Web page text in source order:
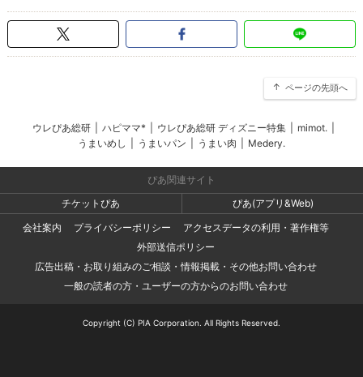
ページの先頭へ
ウレぴあ総研 ハピママ* ウレぴあ総研 ディズニー特集 mimot.
うまいめし
うまいパン うまい肉 Medery.
ぴあ関連サイト
チケットぴあ
ぴあ(アプリ&Web)
会社案内
プライバシーポリシー
アクセスデータの利用・著作権等
外部送信ポリシー
広告出稿・お取り組みのご相談・情報掲載・その他お問い合わせ
一般の読者の方・ユーザーの方からのお問い合わせ
Copyright (C) PIA Corporation. All Rights Reserved.